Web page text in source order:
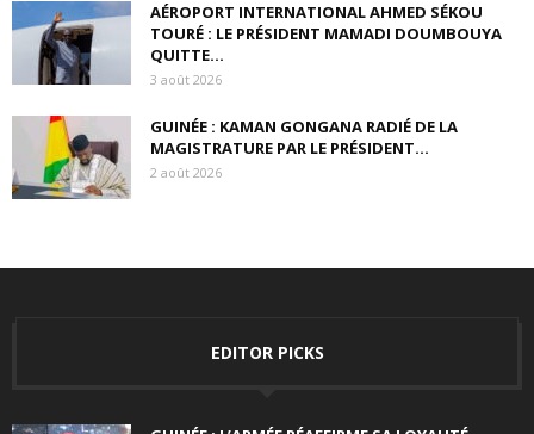
AÉROPORT INTERNATIONAL AHMED SÉKOU
TOURÉ : LE PRÉSIDENT MAMADI DOUMBOUYA
QUITTE...
3 août 2026
GUINÉE : KAMAN GONGANA RADIÉ DE LA
MAGISTRATURE PAR LE PRÉSIDENT...
2 août 2026
EDITOR PICKS